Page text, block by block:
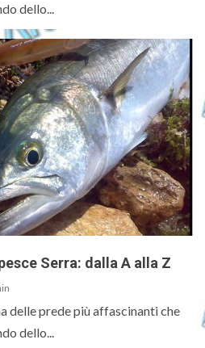
dello...
Serra: dalla A alla Z
delle prede più affascinanti che
dello...